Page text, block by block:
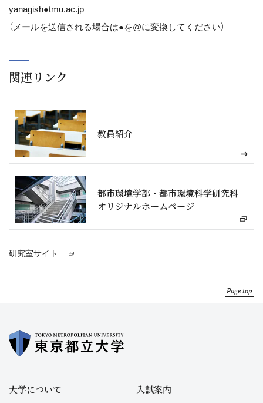
yanagish●tmu.ac.jp
（メールを送信される場合は●を@に変換してください）
関連リンク
教員紹介
都市環境学部・都市環境科学研究科
オリジナルホームページ
研究室サイト
Page top
大学について
入試案内